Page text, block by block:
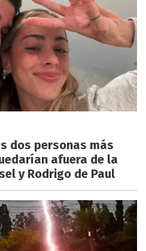
dos personas más
afuera de la
y Rodrigo de Paul